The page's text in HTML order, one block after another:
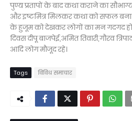
पुण्य प्रतापों के बाद कथा कराने का सौभाग्य
और इष्टमित्र मिलकर कथा को सफल बना
के हुजूम को देखकर लोगों का मन गदगद हो
दिवस दीपू बाजपेई,अमित तिवारी,गौरव
आदि लोग मौजूद रहे।
Tags विविध समाचार